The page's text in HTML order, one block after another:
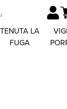
TENUTA LA
FUGA